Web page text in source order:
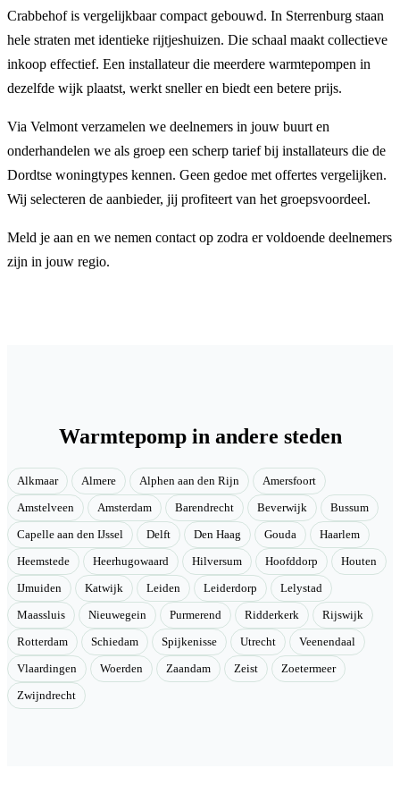
Crabbehof is vergelijkbaar compact gebouwd. In Sterrenburg staan
hele straten met identieke rijtjeshuizen. Die schaal maakt collectieve
inkoop effectief. Een installateur die meerdere warmtepompen in
dezelfde wijk plaatst, werkt sneller en biedt een betere prijs.
Via Velmont verzamelen we deelnemers in jouw buurt en
onderhandelen we als groep een scherp tarief bij installateurs die de
Dordtse woningtypes kennen. Geen gedoe met offertes vergelijken.
Wij selecteren de aanbieder, jij profiteert van het groepsvoordeel.
Meld je aan en we nemen contact op zodra er voldoende deelnemers
zijn in jouw regio.
Warmtepomp in andere steden
Alkmaar Almere Alphen aan den Rijn Amersfoort
Amstelveen Amsterdam Barendrecht Beverwijk Bussum
Capelle aan den IJssel Delft Den Haag Gouda Haarlem
Heemstede Heerhugowaard Hilversum Hoofddorp Houten
IJmuiden Katwijk Leiden Leiderdorp Lelystad
Maassluis Nieuwegein Purmerend Ridderkerk Rijswijk
Rotterdam Schiedam Spijkenisse Utrecht Veenendaal
Vlaardingen Woerden Zaandam Zeist Zoetermeer
Zwijndrecht